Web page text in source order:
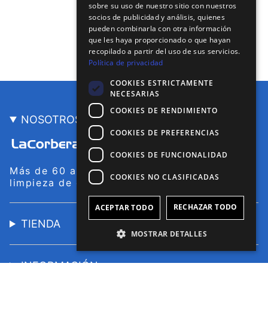
NOSOTROS
Más de 60 años fabricando productos de
limpieza de calidad que trabajan por ti.
TIENDA
INFORMACIÓN
sobre su uso de nuestro sitio con nuestros
socios de publicidad y análisis, quienes
pueden combinarla con otra información
que les haya proporcionado o que hayan
recopilado a partir del uso de sus servicios.
Política de privacidad
COOKIES ESTRICTAMENTE
NECESARIAS
COOKIES DE RENDIMIENTO
COOKIES DE PREFERENCIAS
COOKIES DE FUNCIONALIDAD
COOKIES NO CLASIFICADAS
ACEPTAR TODO RECHAZAR TODO
MOSTRAR DETALLES